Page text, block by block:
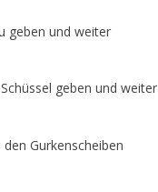
geben und weiter
geben und weiter
Gurkenscheiben